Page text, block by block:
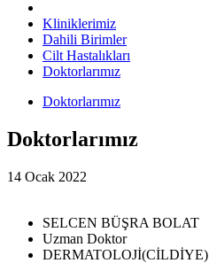
Kliniklerimiz
Dahili Birimler
Cilt Hastalıkları
Doktorlarımız
Doktorlarımız
Doktorlarımız
14 Ocak 2022
SELCEN BÜŞRA BOLAT
Uzman Doktor
DERMATOLOJİ(CİLDİYE)